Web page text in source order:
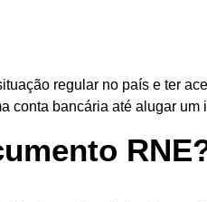
regular no país e ter
conta bancária até alugar um